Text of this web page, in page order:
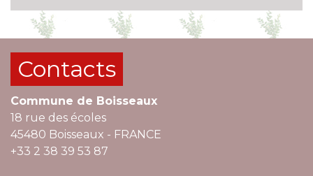
Contacts
Commune de Boisseaux
18 rue des écoles
45480 Boisseaux - FRANCE
+33 2 38 39 53 87